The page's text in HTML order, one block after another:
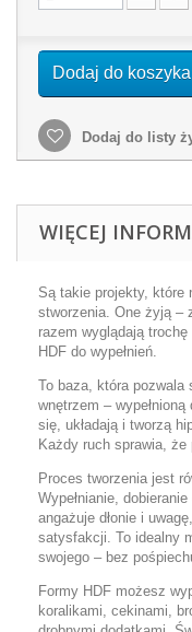
Dodaj do koszyka
Dodaj do listy
WIĘCEJ
Są takie projekty, które
stworzenia. One żyją –
razem wyglądają
HDF do wypełnień.
To baza, która
wnętrzem –
się, układają i tworzą
Każdy ruch sprawia, że
Proces tworzenia jest
Wypełnianie,
angażuje dłonie i
satysfakcji. To idealny
swojego – bez
Formy HDF możesz
koralikami, cekinami,